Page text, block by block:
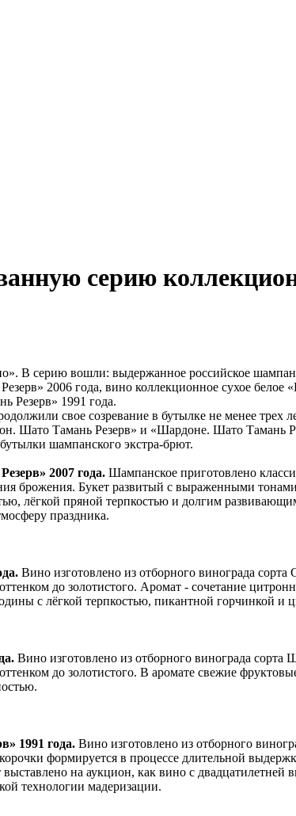
серию
В серию вошли: выдержанное российское
2006 года, вино коллекционное сухое
Резерв» 1991 года.
свое созревание в бутылке не менее трех
Шато Тамань Резерв» и «Шардоне. Шато Тамань
шампанского экстра-брют.
2007 года. Шампанское приготовлено
брожения. Букет развитый с выраженными
лёгкой пряной терпкостью и долгим
праздника.
Вино изготовлено из отборного винограда
до золотистого. Аромат - сочетание
с лёгкой терпкостью, пикантной горчинкой
Вино изготовлено из отборного винограда
до золотистого. В аромате свежие
1991 года. Вино изготовлено из отборного
формируется в процессе длительной
на аукцион, как вино с
технологии мадеризации.